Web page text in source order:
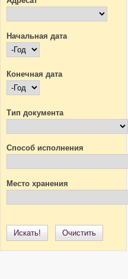
Начальная дата
Начальная дата
Год
Конечная дата
Конечная дата
Год
Тип документа
Способ исполнения
Место хранения